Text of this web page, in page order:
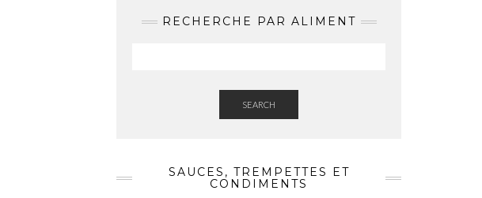
RECHERCHE PAR ALIMENT
SEARCH
SAUCES, TREMPETTES ET
CONDIMENTS